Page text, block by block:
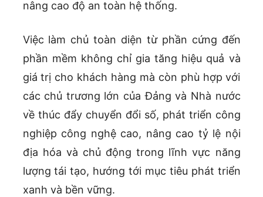
nâng cao độ an toàn hệ thống.
Việc làm chủ toàn diện từ phần cứng đến
phần mềm không chỉ gia tăng hiệu quả và
giá trị cho khách hàng mà còn phù hợp với
các chủ trương lớn của Đảng và Nhà nước
về thúc đẩy chuyển đổi số, phát triển công
nghiệp công nghệ cao, nâng cao tỷ lệ nội
địa hóa và chủ động trong lĩnh vực năng
lượng tái tạo, hướng tới mục tiêu phát triển
xanh và bền vững.